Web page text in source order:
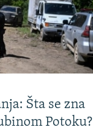
Šta se zna
Potoku?